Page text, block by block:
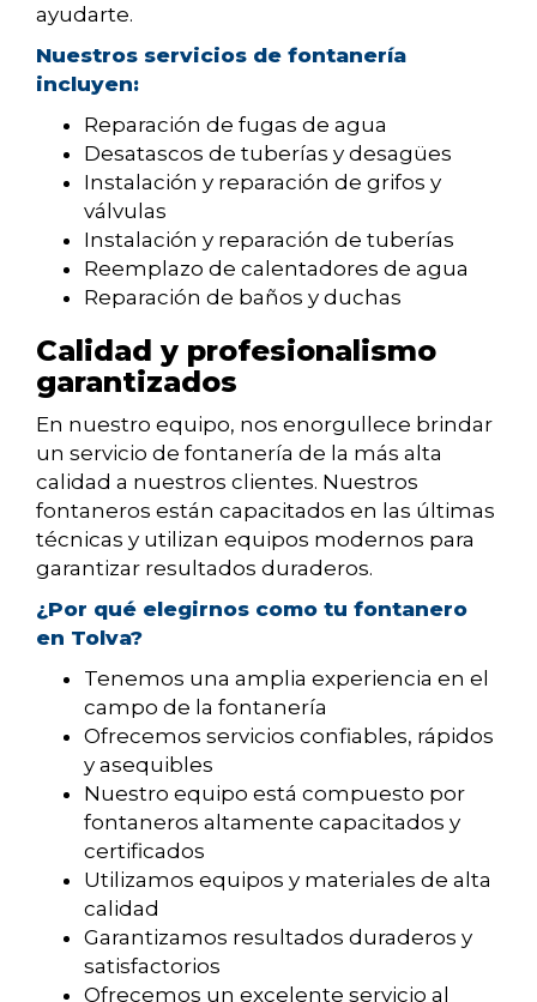
ayudarte.
Nuestros servicios de fontanería
incluyen:
Reparación de fugas de agua
Desatascos de tuberías y desagües
Instalación y reparación de grifos y
válvulas
Instalación y reparación de tuberías
Reemplazo de calentadores de agua
Reparación de baños y duchas
Calidad y profesionalismo
garantizados
En nuestro equipo, nos enorgullece brindar
un servicio de fontanería de la más alta
calidad a nuestros clientes. Nuestros
fontaneros están capacitados en las últimas
técnicas y utilizan equipos modernos para
garantizar resultados duraderos.
¿Por qué elegirnos como tu fontanero
en Tolva?
Tenemos una amplia experiencia en el
campo de la fontanería
Ofrecemos servicios confiables, rápidos
y asequibles
Nuestro equipo está compuesto por
fontaneros altamente capacitados y
certificados
Utilizamos equipos y materiales de alta
calidad
Garantizamos resultados duraderos y
satisfactorios
Ofrecemos un excelente servicio al